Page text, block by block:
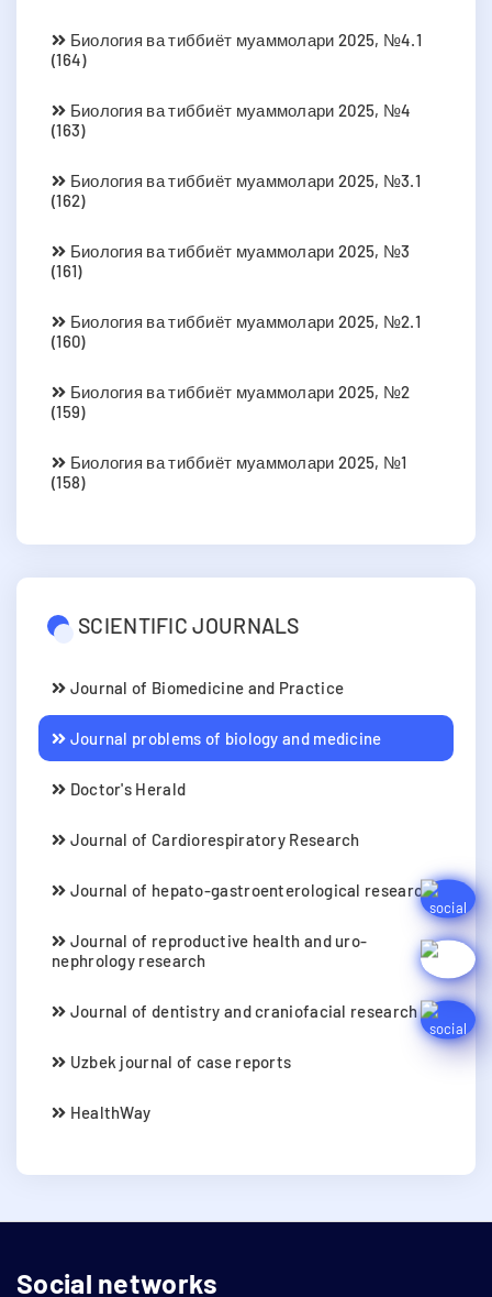
Биология ва тиббиёт муаммолари 2025, №4.1
(164)
Биология ва тиббиёт муаммолари 2025, №4
(163)
Биология ва тиббиёт муаммолари 2025, №3.1
(162)
Биология ва тиббиёт муаммолари 2025, №3
(161)
Биология ва тиббиёт муаммолари 2025, №2.1
(160)
Биология ва тиббиёт муаммолари 2025, №2
(159)
Биология ва тиббиёт муаммолари 2025, №1
(158)
SCIENTIFIC JOURNALS
Journal of Biomedicine and Practice
Journal problems of biology and medicine
Doctor's Herald
Journal of Cardiorespiratory Research
Journal of hepato-gastroenterological research
Journal of reproductive health and uro-
nephrology research
Journal of dentistry and craniofacial research
Uzbek journal of case reports
HealthWay
Social networks